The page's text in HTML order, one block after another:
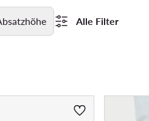
Alle Filter